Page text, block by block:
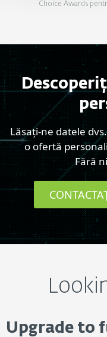
Choice Awards
Lăsați-ne datele
o ofertă
Fără
Upgrade to